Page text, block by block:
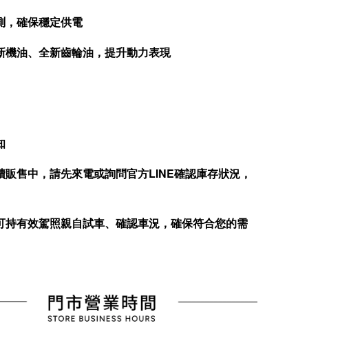
確保穩定供電
油、全新齒輪油，提升動力表現
販售中，請先來電或詢問官方LINE確認庫存狀況，
持有效駕照親自試車、確認車況，確保符合您的需